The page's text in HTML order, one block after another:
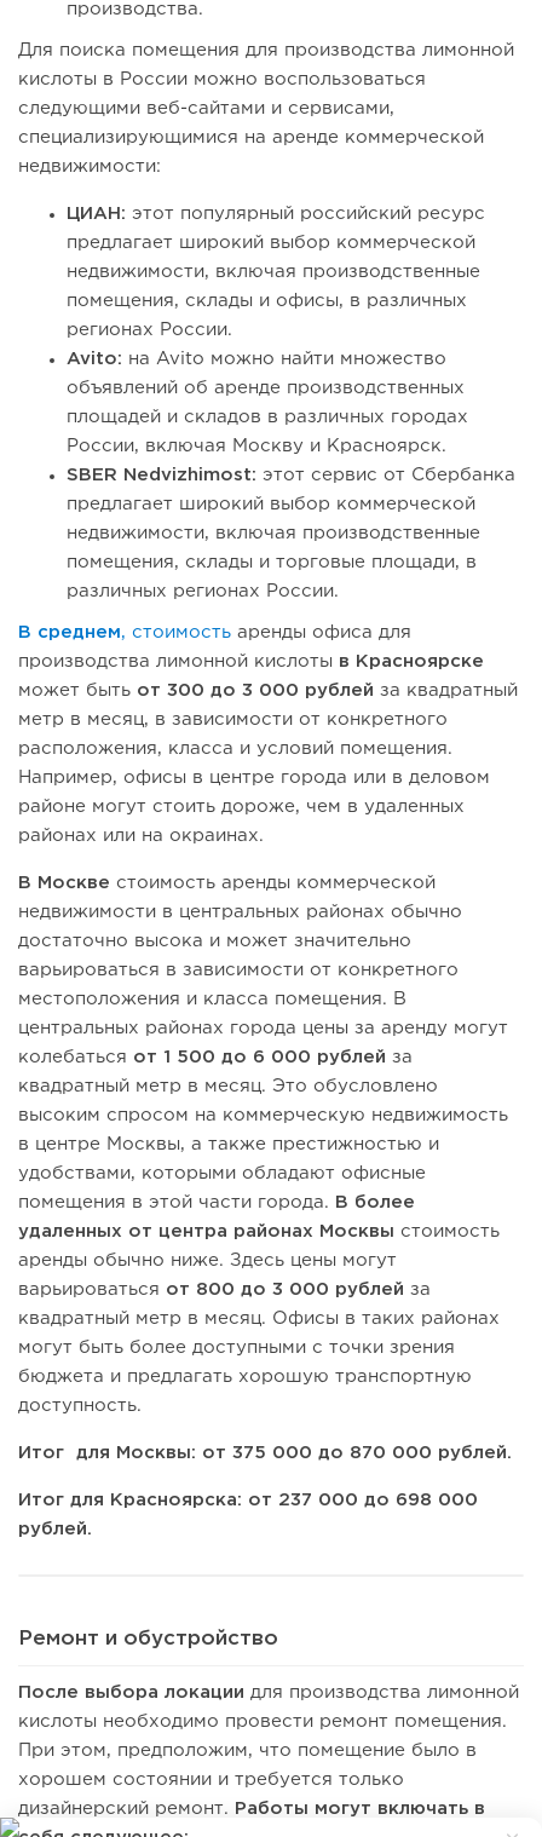
производства.
Для поиска помещения для производства лимонной
кислоты в России можно воспользоваться
следующими веб-сайтами и сервисами,
специализирующимися на аренде коммерческой
недвижимости:
ЦИАН: этот популярный российский ресурс
предлагает широкий выбор коммерческой
недвижимости, включая производственные
помещения, склады и офисы, в различных
регионах России.
Avito: на Avito можно найти множество
объявлений об аренде производственных
площадей и складов в различных городах
России, включая Москву и Красноярск.
SBER Nedvizhimost: этот сервис от Сбербанка
предлагает широкий выбор коммерческой
недвижимости, включая производственные
помещения, склады и торговые площади, в
различных регионах России.
В среднем, стоимость аренды офиса для
производства лимонной кислоты в Красноярске
может быть от 300 до 3 000 рублей за квадратный
метр в месяц, в зависимости от конкретного
расположения, класса и условий помещения.
Например, офисы в центре города или в деловом
районе могут стоить дороже, чем в удаленных
районах или на окраинах.
В Москве стоимость аренды коммерческой
недвижимости в центральных районах обычно
достаточно высока и может значительно
варьироваться в зависимости от конкретного
местоположения и класса помещения. В
центральных районах города цены за аренду могут
колебаться от 1 500 до 6 000 рублей за
квадратный метр в месяц. Это обусловлено
высоким спросом на коммерческую недвижимость
в центре Москвы, а также престижностью и
удобствами, которыми обладают офисные
помещения в этой части города. В более
удаленных от центра районах Москвы стоимость
аренды обычно ниже. Здесь цены могут
варьироваться от 800 до 3 000 рублей за
квадратный метр в месяц. Офисы в таких районах
могут быть более доступными с точки зрения
бюджета и предлагать хорошую транспортную
доступность.
Итог для Москвы: от 375 000 до 870 000 рублей.
Итог для Красноярска: от 237 000 до 698 000
рублей.
Ремонт и обустройство
После выбора локации для производства лимонной
кислоты необходимо провести ремонт помещения.
При этом, предположим, что помещение было в
хорошем состоянии и требуется только
дизайнерский ремонт.
Работы могут включать в